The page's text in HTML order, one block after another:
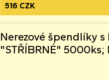
516 CZK
Nerezové špendlíky
"STŘÍBRNÉ"